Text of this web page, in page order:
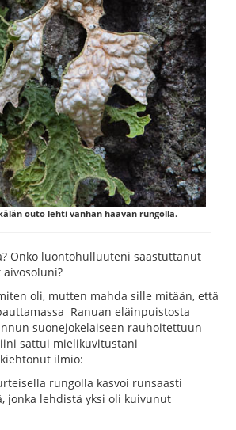
outo lehti vanhan haavan rungolla.
Onko luontohulluuteni saastuttanut
oli, mutten mahda sille mitään, että
Ranuan eläinpuistosta
suonejokelaiseen rauhoitettuun
sattui mielikuvitustani
ilmiö:
rungolla kasvoi runsaasti
jonka lehdistä yksi oli kuivunut